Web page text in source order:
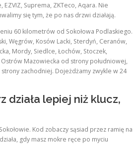
EZVIZ, Suprema, ZKTeco, Aqara. Nie
się tym, że po nas drzwi działają.
60 kilometrów od Sokołowa Podlaskiego.
Węgrów, Kosów Lacki, Sterdyń, Ceranów,
Mordy, Siedlce, Łochów, Stoczek,
Ostrów Mazowiecka od strony południowej,
zachodniej. Dojeżdżamy zwykle w 24
działa lepiej niż klucz,
Kod zobaczy sąsiad przez ramię na
gdy masz mokre ręce po myciu